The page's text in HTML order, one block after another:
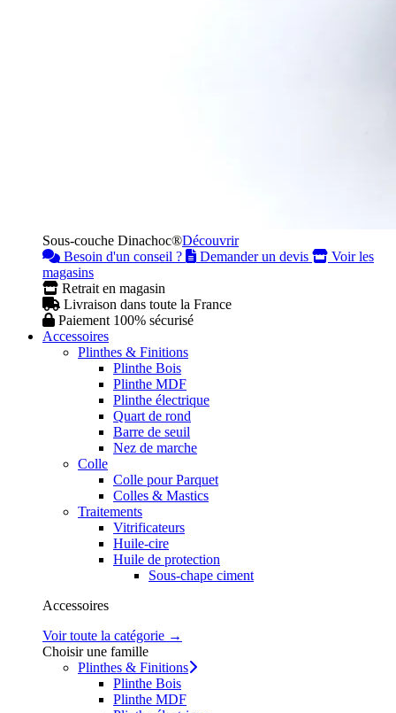
Sous-couche Dinachoc®Découvrir
Besoin d'un conseil ?
Demander un devis
Voir les
magasins
Retrait en magasin
Livraison dans toute la France
Paiement 100% sécurisé
Accessoires
Plinthes & Finitions
Plinthe Bois
Plinthe MDF
Plinthe électrique
Quart de rond
Barre de seuil
Nez de marche
Colle
Colle pour Parquet
Colles & Mastics
Traitements
Vitrificateurs
Huile-cire
Huile de protection
Sous-chape ciment
Accessoires
Voir toute la catégorie →
Choisir une famille
Plinthes & Finitions
Plinthe Bois
Plinthe MDF